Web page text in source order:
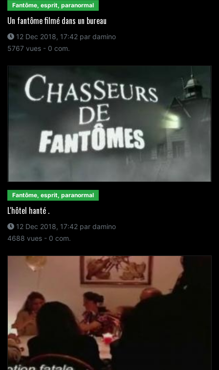
Fantôme, esprit, paranormal
Un fantôme filmé dans un bureau
12 Dec 2018, 17:42 par damino
5767 vues - 0 com.
Fantôme, esprit, paranormal
L'hôtel hanté .
12 Dec 2018, 17:42 par damino
4688 vues - 0 com.